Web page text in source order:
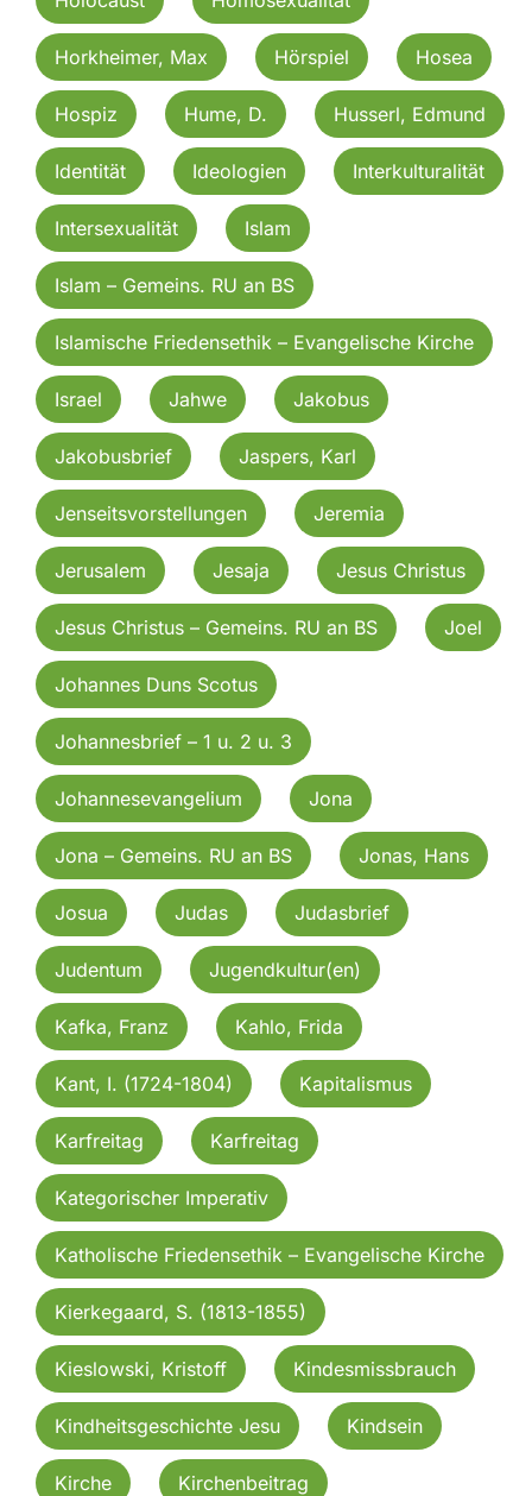
Horkheimer, Max Hörspiel Hosea
Hospiz Hume, D. Husserl, Edmund
Identität Ideologien Interkulturalität
Intersexualität Islam
Islam – Gemeins. RU an BS
Islamische Friedensethik – Evangelische Kirche
Israel Jahwe Jakobus
Jakobusbrief Jaspers, Karl
Jenseitsvorstellungen Jeremia
Jerusalem Jesaja Jesus Christus
Jesus Christus – Gemeins. RU an BS Joel
Johannes Duns Scotus
Johannesbrief – 1 u. 2 u. 3
Johannesevangelium Jona
Jona – Gemeins. RU an BS Jonas, Hans
Josua Judas Judasbrief
Judentum Jugendkultur(en)
Kafka, Franz Kahlo, Frida
Kant, I. (1724-1804) Kapitalismus
Karfreitag Karfreitag
Kategorischer Imperativ
Katholische Friedensethik – Evangelische Kirche
Kierkegaard, S. (1813-1855)
Kieslowski, Kristoff Kindesmissbrauch
Kindheitsgeschichte Jesu Kindsein
Kirche Kirchenbeitrag